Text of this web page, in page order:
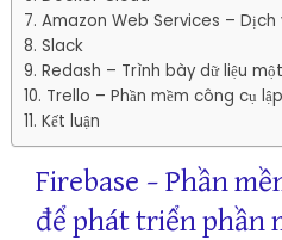
Amazon Web Services –
Slack
Redash – Trình bày dữ liệu
Trello – Phần mềm công cụ
Kết luận
Firebase – Phần
để phát triển phần